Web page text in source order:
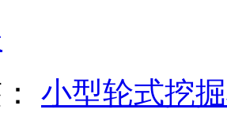
小型轮式挖